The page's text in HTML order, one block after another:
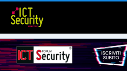
Salta
contenuto